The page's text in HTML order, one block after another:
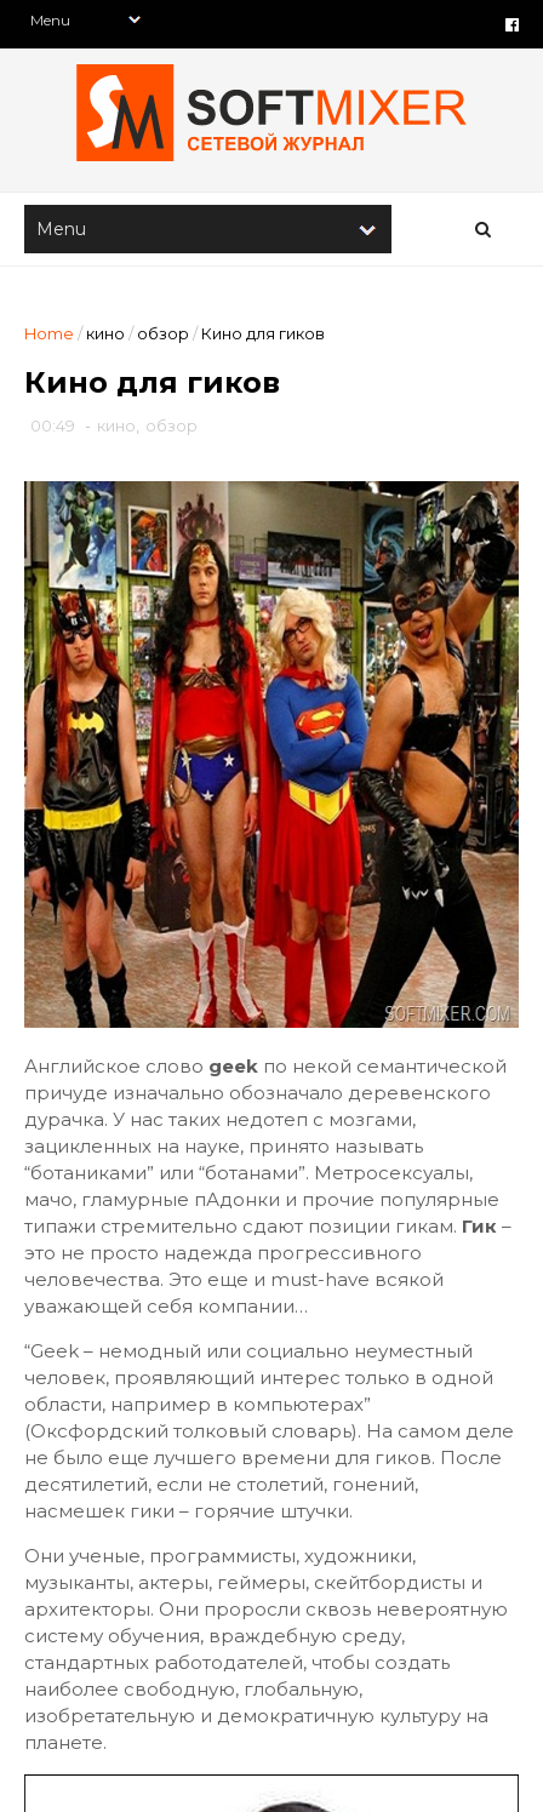
Home / кино / обзор / Кино для гиков
Кино для гиков
00:49 - кино обзор
Английское слово geek по некой семантической
причуде изначально обозначало деревенского
дурачка. У нас таких недотеп с мозгами,
зацикленных на науке, принято называть
“ботаниками” или “ботанами”. Метросексуалы,
мачо, гламурные пАдонки и прочие популярные
типажи стремительно сдают позиции гикам. Гик –
это не просто надежда прогрессивного
человечества. Это еще и must-have всякой
уважающей себя компании…
“Geek – немодный или социально неуместный
человек, проявляющий интерес только в одной
области, например в компьютерах”
(Оксфордский толковый словарь). На самом деле
не было еще лучшего времени для гиков. После
десятилетий, если не столетий, гонений,
насмешек гики – горячие штучки.
Они ученые, программисты, художники,
музыканты, актеры, геймеры, скейтбордисты и
архитекторы. Они проросли сквозь невероятную
систему обучения, враждебную среду,
стандартных работодателей, чтобы создать
наиболее свободную, глобальную,
изобретательную и демократичную культуру на
планете.